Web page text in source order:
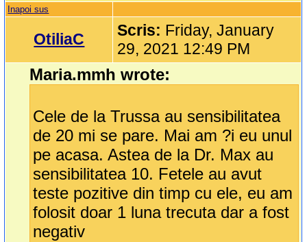
Inapoi sus
OtiliaC Scris: Friday, January
29, 2021 12:49 PM
Maria.mmh wrote:
Cele de la Trussa au sensibilitatea
de 20 mi se pare. Mai am ?i eu unul
pe acasa. Astea de la Dr. Max au
sensibilitatea 10. Fetele au avut
teste pozitive din timp cu ele, eu am
folosit doar 1 luna trecuta dar a fost
negativ